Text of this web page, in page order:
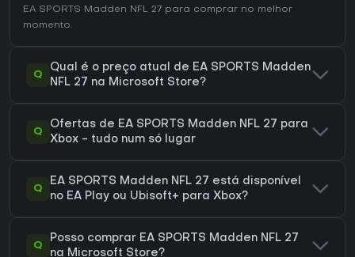
EA SPORTS Madden NFL 27 para comprar no melhor
momento.
Q
Qual é o preço atual de EA SPORTS Madden
NFL 27 na Microsoft Store?
Q
Ofertas de EA SPORTS Madden NFL 27 para
Xbox - tudo num só lugar
Q
EA SPORTS Madden NFL 27 está disponível
no EA Play ou Ubisoft+ para Xbox?
Q
Posso comprar EA SPORTS Madden NFL 27
na Microsoft Store?